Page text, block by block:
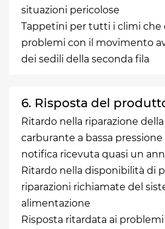
situazioni pericolose
Tappetini per tutti i climi che
problemi con il movimento
dei sedili della seconda fila
6. Risposta del
Ritardo nella riparazione
carburante a bassa
notifica ricevuta quasi un
Ritardo nella disponibilità di
riparazioni richiamate del
alimentazione
Risposta ritardata ai